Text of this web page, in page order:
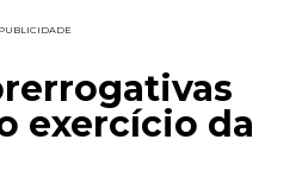
PUBLICIDADE
exercício da